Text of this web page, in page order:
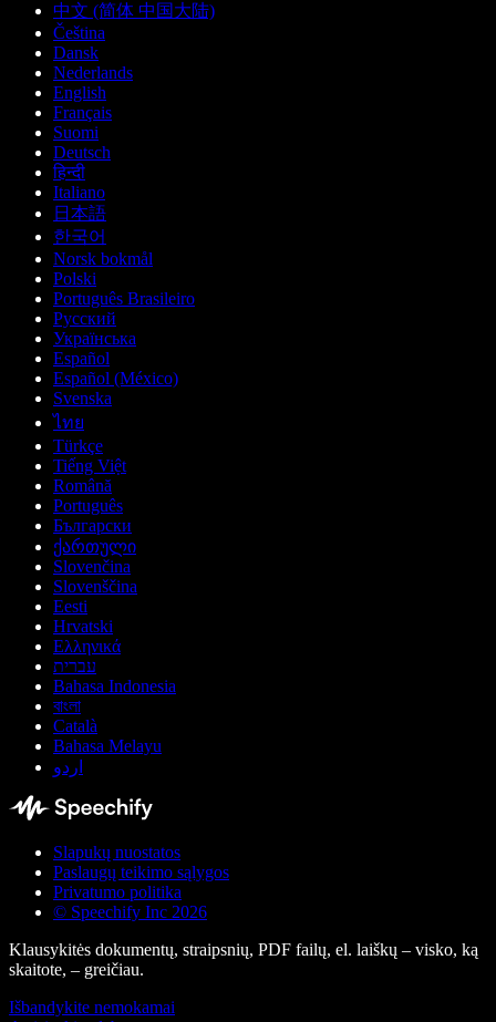
中文 (简体 中国大陆)
Čeština
Dansk
Nederlands
English
Français
Suomi
Deutsch
हिन्दी
Italiano
日本語
한국어
Norsk bokmål
Polski
Português Brasileiro
Русский
Українська
Español
Español (México)
Svenska
ไทย
Türkçe
Tiếng Việt
Română
Português
Български
ქართული
Slovenčina
Slovenščina
Eesti
Hrvatski
Ελληνικά
עברית
Bahasa Indonesia
বাংলা
Català
Bahasa Melayu
اردو
Slapukų nuostatos
Paslaugų teikimo sąlygos
Privatumo politika
© Speechify Inc 2026
Klausykitės dokumentų, straipsnių, PDF failų, el. laiškų – visko, ką
skaitote, – greičiau.
Išbandykite nemokamai